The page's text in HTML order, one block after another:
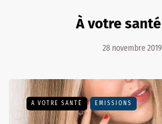
À votre
28 novembre 2019
A VOTRE SANTÉ EMISSIONS